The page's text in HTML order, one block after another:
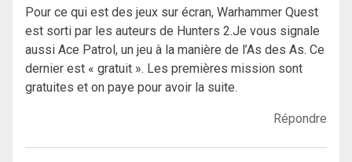
Pour ce qui est des jeux sur écran, Warhammer Quest
est sorti par les auteurs de Hunters 2.Je vous signale
aussi Ace Patrol, un jeu à la manière de l’As des As. Ce
dernier est « gratuit ». Les premières mission sont
gratuites et on paye pour avoir la suite.
Répondre